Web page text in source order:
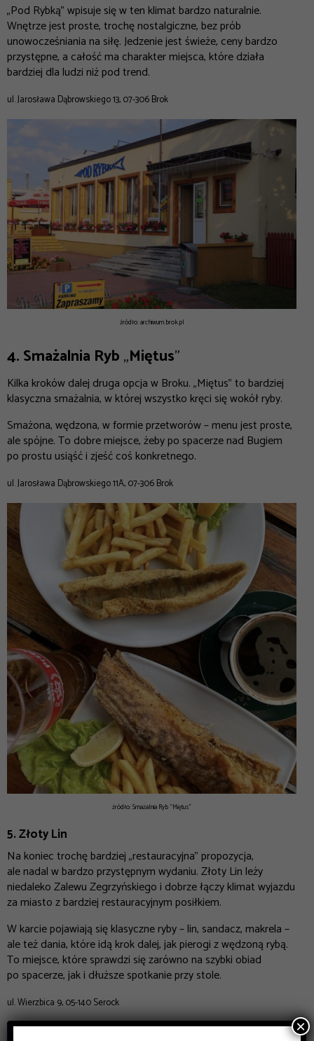
„Pod Rybką” wpisuje się w ten klimat bardzo naturalnie.
Wnętrze jest proste, trochę nostalgiczne, bez prób
unowocześniania na siłę. Jedzenie jest świeże, ceny bardzo
przystępne, a całość ma charakter miejsca, które działa
bardziej dla ludzi niż pod trend.
ul. Jarosława Dąbrowskiego 13, 07-306 Brok
źródło: archiwum.brok.pl
4. Smażalnia Ryb„Miętus”
Kilka kroków dalej druga opcja w Broku. „Miętus” to bardziej
klasyczna smażalnia, w której wszystko kręci się wokół ryby.
Smażona, wędzona, w formie przetworów – menu jest proste,
ale spójne. To dobre miejsce, żeby po spacerze nad Bugiem
po prostu usiąść i zjeść coś konkretnego.
ul. Jarosława Dąbrowskiego 11A, 07-306 Brok
źródło: Smażalnia Ryb “Miętus”
5. Złoty Lin
Na koniec trochę bardziej „restauracyjna” propozycja,
ale nadal w bardzo przystępnym wydaniu. Złoty Lin leży
niedaleko Zalewu Zegrzyńskiego i dobrze łączy klimat wyjazdu
za miasto z bardziej restauracyjnym posiłkiem.
W karcie pojawiają się klasyczne ryby – lin, sandacz, makrela –
ale też dania, które idą krok dalej, jak pierogi z wędzoną rybą.
To miejsce, które sprawdzi się zarówno na szybki obiad
po spacerze, jak i dłuższe spotkanie przy stole.
ul. Wierzbica 9, 05-140 Serock
×